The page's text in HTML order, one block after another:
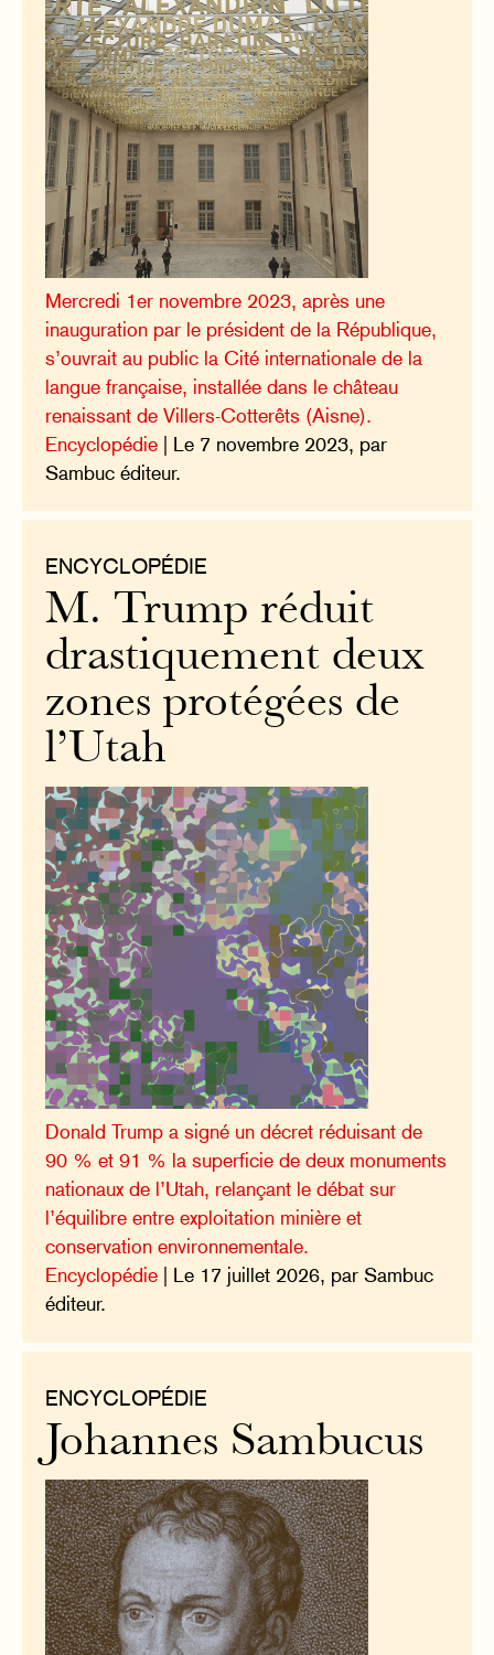
Mercredi 1er novembre 2023, après une
inauguration par le président de la République,
s’ouvrait au public la Cité internationale de la
langue française, installée dans le château
renaissant de Villers-Cotterêts (Aisne).
Encyclopédie | Le 7 novembre 2023, par
Sambuc éditeur.
ENCYCLOPÉDIE
M. Trump réduit
drastiquement deux
zones protégées de
l’Utah
Donald Trump a signé un décret réduisant de
90 % et 91 % la superficie de deux monuments
nationaux de l’Utah, relançant le débat sur
l’équilibre entre exploitation minière et
conservation environnementale.
Encyclopédie | Le 17 juillet 2026, par Sambuc
éditeur.
ENCYCLOPÉDIE
Johannes Sambucus